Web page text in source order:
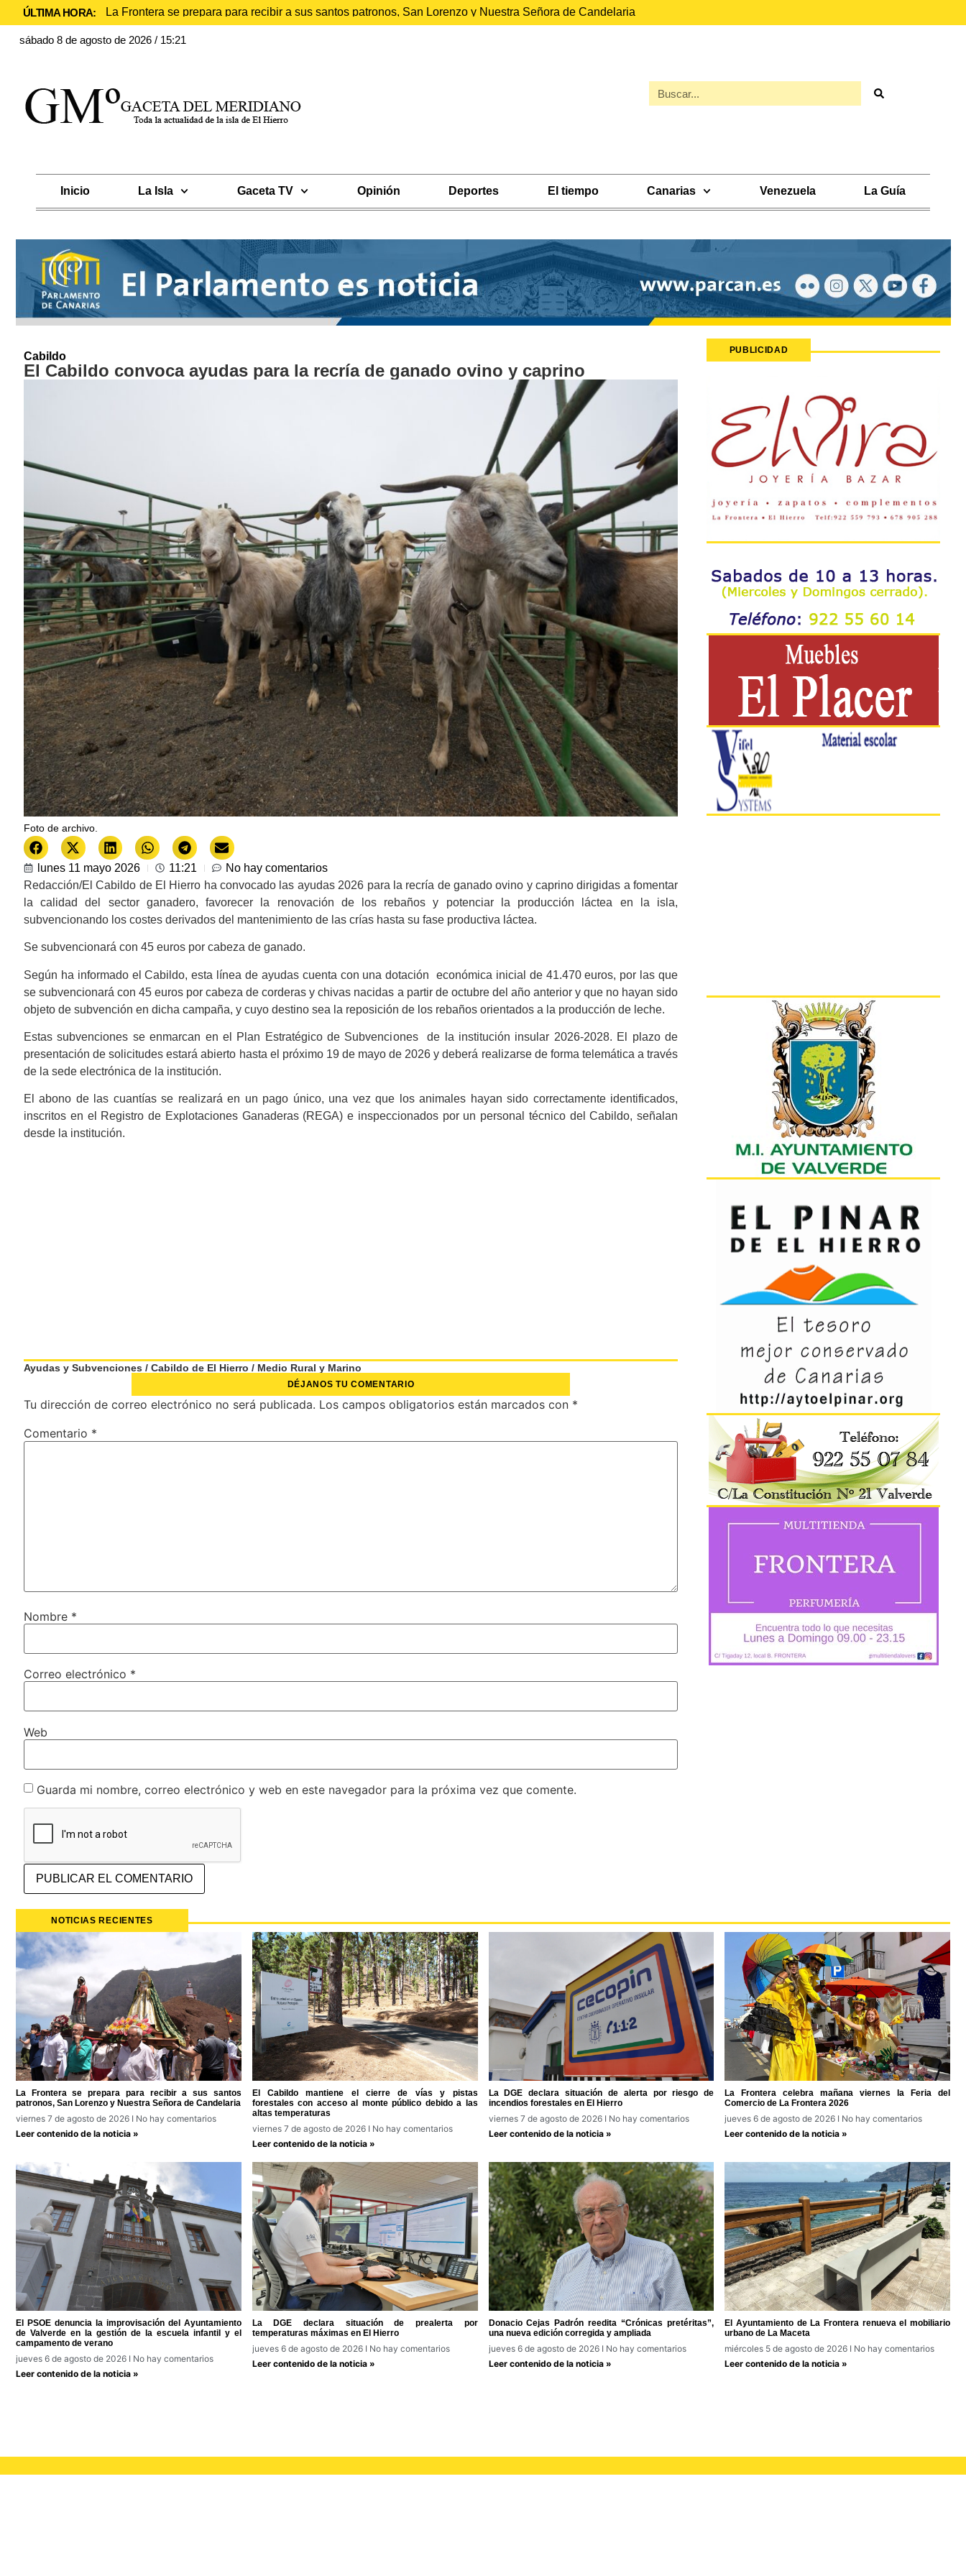
ÚLTIMA HORA: La Frontera se prepara para recibir a sus santos patronos, San Lorenzo y Nuestra Señora de Candelaria
sábado 8 de agosto de 2026 / 15:21
Inicio La Isla Gaceta TV Opinión Deportes El tiempo Canarias Venezuela La Guía
Cabildo
El Cabildo convoca ayudas para la recría de ganado ovino y caprino
Foto de archivo.
lunes 11 mayo 2026 11:21
No hay comentarios
Redacción/El Cabildo de El Hierro ha convocado las ayudas 2026 para la recría de ganado ovino y caprino dirigidas a fomentar
la calidad del sector ganadero, favorecer la renovación de los rebaños y potenciar la producción láctea en la isla,
subvencionando los costes derivados del mantenimiento de las crías hasta su fase productiva láctea.
Se subvencionará con 45 euros por cabeza de ganado.
Según ha informado el Cabildo, esta línea de ayudas cuenta con una dotación económica inicial de 41.470 euros, por las que
se subvencionará con 45 euros por cabeza de corderas y chivas nacidas a partir de octubre del año anterior y que no hayan sido
objeto de subvención en dicha campaña, y cuyo destino sea la reposición de los rebaños orientados a la producción de leche.
Estas subvenciones se enmarcan en el Plan Estratégico de Subvenciones de la institución insular 2026-2028. El plazo de
presentación de solicitudes estará abierto hasta el próximo 19 de mayo de 2026 y deberá realizarse de forma telemática a través
de la sede electrónica de la institución.
El abono de las cuantías se realizará en un pago único, una vez que los animales hayan sido correctamente identificados,
inscritos en el Registro de Explotaciones Ganaderas (REGA) e inspeccionados por un personal técnico del Cabildo, señalan
desde la institución.
Ayudas y Subvenciones / Cabildo de El Hierro / Medio Rural y Marino
DÉJANOS TU COMENTARIO
Tu dirección de correo electrónico no será publicada. Los campos obligatorios están marcados con *
Comentario *
Nombre *
Correo electrónico *
Web
Guarda mi nombre, correo electrónico y web en este navegador para la próxima vez que comente.
PUBLICIDAD
NOTICIAS RECIENTES
La Frontera se prepara para recibir a sus santos
patronos, San Lorenzo y Nuestra Señora de Candelaria
viernes 7 de agosto de 2026
No hay comentarios
Leer contenido de la noticia »
El Cabildo mantiene el cierre de vías y pistas
forestales con acceso al monte público debido a las
altas temperaturas
viernes 7 de agosto de 2026
No hay comentarios
Leer contenido de la noticia »
La DGE declara situación de alerta por riesgo de
incendios forestales en El Hierro
viernes 7 de agosto de 2026
No hay comentarios
Leer contenido de la noticia »
La Frontera celebra mañana viernes la Feria del
Comercio de La Frontera 2026
jueves 6 de agosto de 2026
No hay comentarios
Leer contenido de la noticia »
El PSOE denuncia la improvisación del Ayuntamiento
de Valverde en la gestión de la escuela infantil y el
campamento de verano
jueves 6 de agosto de 2026
No hay comentarios
Leer contenido de la noticia »
La DGE declara situación de prealerta por
temperaturas máximas en El Hierro
jueves 6 de agosto de 2026
No hay comentarios
Leer contenido de la noticia »
Donacio Cejas Padrón reedita “Crónicas pretéritas”,
una nueva edición corregida y ampliada
jueves 6 de agosto de 2026
No hay comentarios
Leer contenido de la noticia »
El Ayuntamiento de La Frontera renueva el mobiliario
urbano de La Maceta
miércoles 5 de agosto de 2026
No hay comentarios
Leer contenido de la noticia »